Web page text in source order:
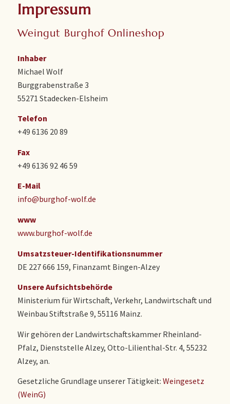
Impressum
Weingut Burghof Onlineshop
Inhaber
Michael Wolf
Burggrabenstraße 3
55271 Stadecken-Elsheim
Telefon
+49 6136 20 89
Fax
+49 6136 92 46 59
E-Mail
info@burghof-wolf.de
www
www.burghof-wolf.de
Umsatzsteuer-Identifikationsnummer
DE 227 666 159, Finanzamt Bingen-Alzey
Unsere Aufsichtsbehörde
Ministerium für Wirtschaft, Verkehr, Landwirtschaft und
Weinbau Stiftstraße 9, 55116 Mainz.
Wir gehören der Landwirtschaftskammer Rheinland-
Pfalz, Dienststelle Alzey, Otto-Lilienthal-Str. 4, 55232
Alzey, an.
Gesetzliche Grundlage unserer Tätigkeit: Weingesetz
(WeinG)